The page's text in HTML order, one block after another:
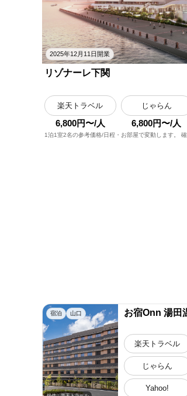
2025年12月11日開業
リゾナーレ下関
楽天トラベル
6,800円〜/人
じゃらん
6,800円〜/人
1泊1室2名の参考価格/日程・お部屋で変動します。
宿泊 山口 お宿Onn 湯田
楽天トラベル
じゃらん
Yahoo!